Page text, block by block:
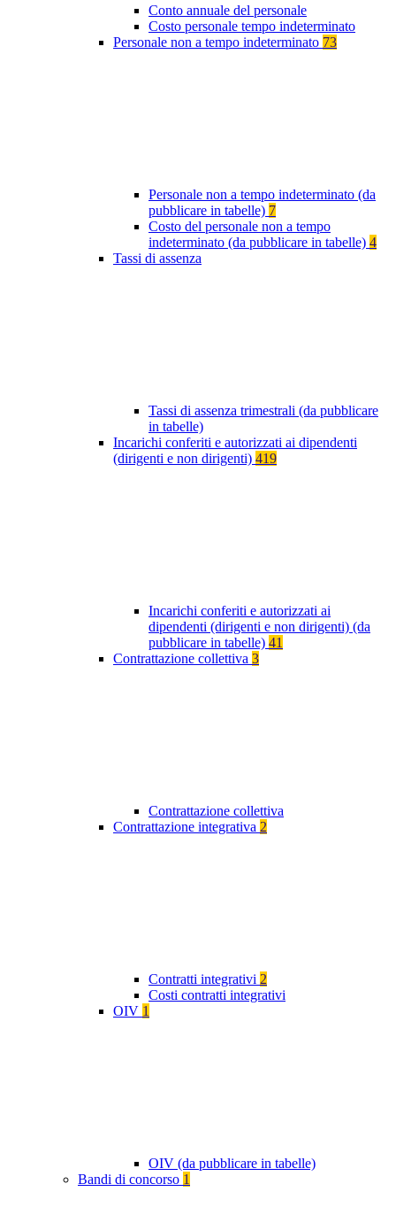
Conto annuale del personale
Costo personale tempo indeterminato
Personale non a tempo indeterminato 73
Personale non a tempo indeterminato (da
pubblicare in tabelle) 7
Costo del personale non a tempo
indeterminato (da pubblicare in tabelle) 4
Tassi di assenza
Tassi di assenza trimestrali (da pubblicare
in tabelle)
Incarichi conferiti e autorizzati ai dipendenti
(dirigenti e non dirigenti) 419
Incarichi conferiti e autorizzati ai
dipendenti (dirigenti e non dirigenti) (da
pubblicare in tabelle) 41
Contrattazione collettiva 3
Contrattazione collettiva
Contrattazione integrativa 2
Contratti integrativi 2
Costi contratti integrativi
OIV 1
OIV (da pubblicare in tabelle)
Bandi di concorso 1